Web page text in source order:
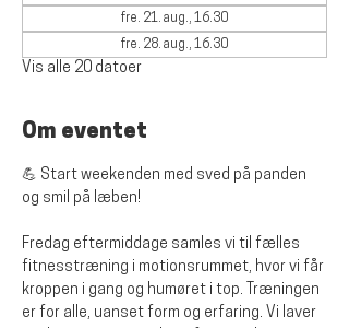
fre. 21. aug., 16.30
fre. 28. aug., 16.30
Vis alle 20 datoer
Om eventet
💪 Start weekenden med sved på panden
og smil på læben!
Fredag eftermiddage samles vi til fælles
fitnesstræning i motionsrummet, hvor vi får
kroppen i gang og humøret i top. Træningen
er for alle, uanset form og erfaring. Vi laver